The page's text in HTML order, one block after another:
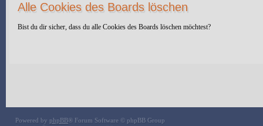
Alle Cookies des Boards löschen
Bist du dir sicher, dass du alle Cookies des Boards löschen möchtest?
Powered by phpBB® Forum Software © phpBB Group